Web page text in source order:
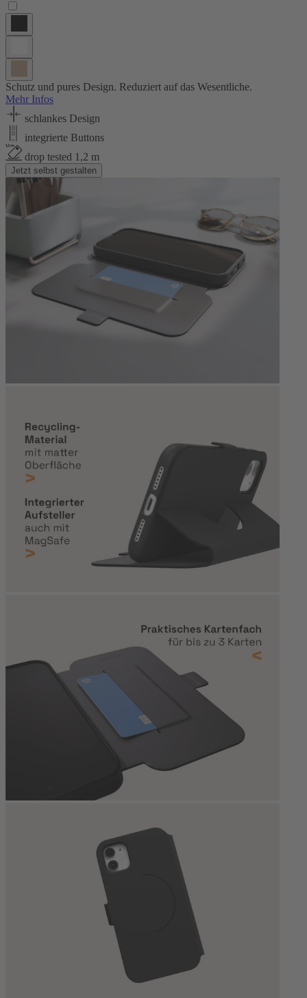
Schutz und pures Design. Reduziert auf das Wesentliche.
Mehr Infos
schlankes Design
integrierte Buttons
drop tested 1,2 m
Jetzt selbst gestalten